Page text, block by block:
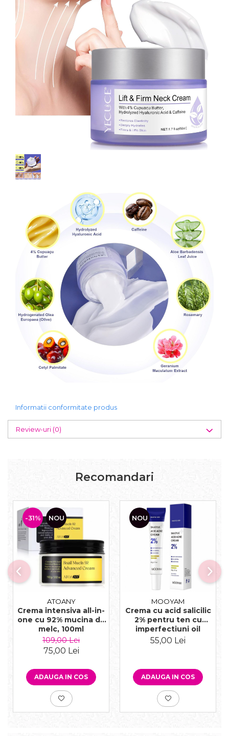
Informatii conformitate produs
Review-uri (0)
Recomandari
-31% NOU
ATOANY
Crema intensiva all-in-
one cu 92% mucina de
melc, 100ml
109,00 Lei
75,00 Lei
ADAUGA IN COS
NOU
MOOYAM
Crema cu acid salicilic
2% pentru ten cu
imperfectiuni oil
control, 20g
55,00 Lei
ADAUGA IN COS